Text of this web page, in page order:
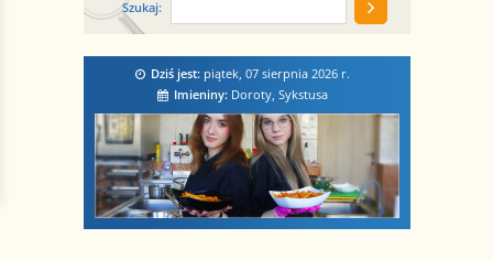
Szukaj:
Dziś jest: piątek, 07 sierpnia 2026r.
Imieniny:Doroty, Sykstusa